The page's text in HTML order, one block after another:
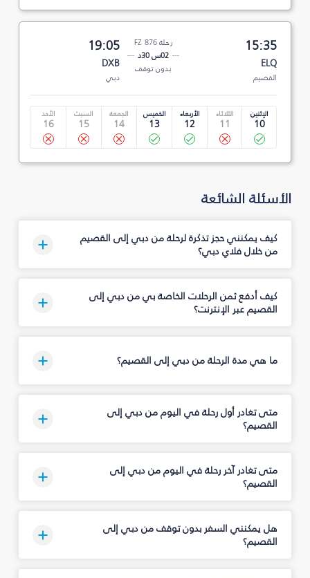
15:35
ELQ
القصيم
رحلة FZ 876
02س 30د
بدون توقف
19:05
DXB
دبي
الإثنين
10
الثلاثاء
11
الأربعاء
12
الخميس
13
الجمعة
14
السبت
15
الأحد
16
الأسئلة الشائعة
كيف يمكنني حجز تذكرة لرحلة من دبي إلى القصيم
من خلال فلاي دبي؟
كيف أدفع ثمن الرحلات الخاصة بي من دبي إلى
القصيم عبر الإنترنت؟
ما هي مدة الرحلة من دبي إلى القصيم؟
متى تغادر أول رحلة في اليوم من دبي إلى
القصيم؟
متى تغادر آخر رحلة في اليوم من دبي إلى
القصيم؟
هل يمكنني السفر بدون توقف من دبي إلى
القصيم؟